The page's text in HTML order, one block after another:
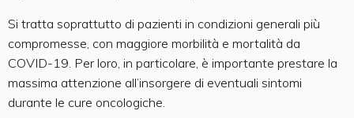
Si tratta soprattutto di pazienti in condizioni generali più
compromesse, con maggiore morbilità e mortalità da
COVID-19. Per loro, in particolare, è importante prestare la
massima attenzione all’insorgere di eventuali sintomi
durante le cure oncologiche.